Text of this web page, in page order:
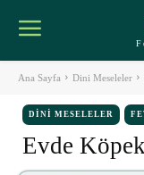
Ana Sayfa Dini Meseleler
DINI MESELELER
Evde